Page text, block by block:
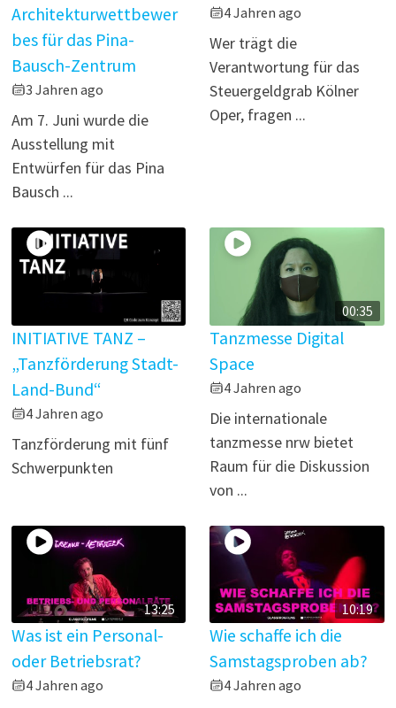
Architekturwettbewer
bes für das Pina-
Bausch-Zentrum
3 Jahren ago
Am 7. Juni wurde die
Ausstellung mit
Entwürfen für das Pina
Bausch ...
4 Jahren ago
Wer trägt die
Verantwortung für das
Steuergeldgrab Kölner
Oper, fragen ...
INITIATIVE TANZ –
„Tanzförderung Stadt-
Land-Bund“
4 Jahren ago
Tanzförderung mit fünf
Schwerpunkten
00:35
Tanzmesse Digital
Space
4 Jahren ago
Die internationale
tanzmesse nrw bietet
Raum für die Diskussion
von ...
13:25
Was ist ein Personal-
oder Betriebsrat?
4 Jahren ago
10:19
Wie schaffe ich die
Samstagsproben ab?
4 Jahren ago